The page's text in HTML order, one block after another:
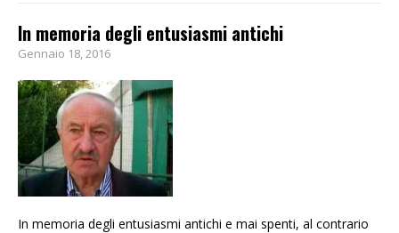
In memoria degli entusiasmi antichi
Gennaio 18, 2016
In memoria degli entusiasmi antichi e mai spenti, al contrario